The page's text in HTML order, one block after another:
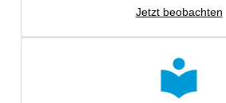
Jetzt beobachten
local_library